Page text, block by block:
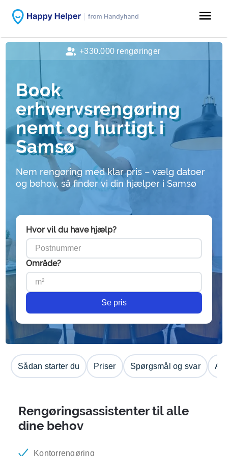
menu
Book
erhvervsrengøring
nemt og hurtigt i
Samsø
Nem rengøring med klar pris – vælg datoer
og behov, så finder vi din hjælper i Samsø
Hvor vil du have hjælp?
Område?
Se pris
Sådan starter du Priser Spørgsmål og svar
Rengøringsassistenter til alle
dine behov
Kontorrengøring
+330.000 rengøringer